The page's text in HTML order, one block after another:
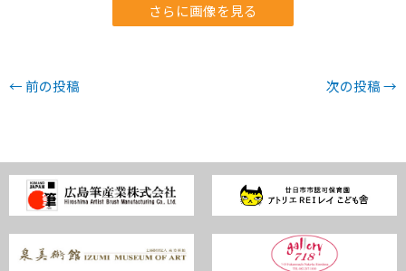
さらに画像を見る
← 前の投稿 次の投稿→